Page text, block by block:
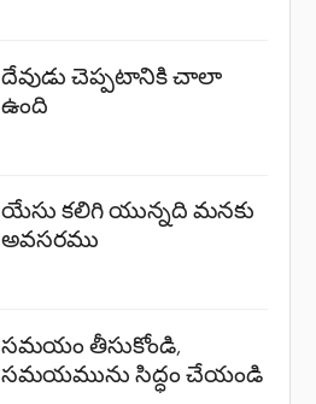
దేవుడు చెప్పటానికి చాలా
ఉంది
యేసు కలిగి యున్నది మనకు
అవసరము
సమయం తీసుకోండి,
సమయమును సిద్ధం చేయండి